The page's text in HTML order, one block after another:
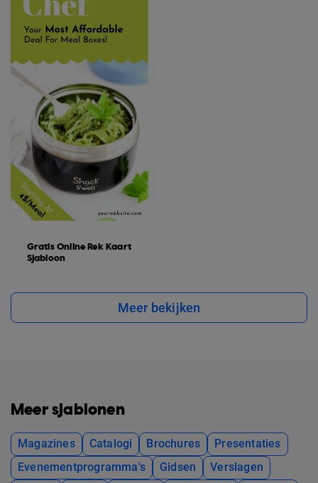
Gratis Online Rek Kaart
Sjabloon
Meer bekijken
Meer sjablonen
Magazines Catalogi Brochures
Presentaties
Evenementprogramma's
Gidsen
Verslagen